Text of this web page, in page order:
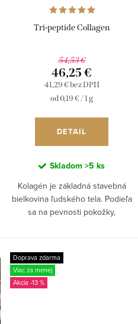
Tri-peptide Collagen
54,53 €
41,29 € bez DPH
46,25 €
Jednotková
od 0,19 € / 1 g
DETAIL
Skladom >5 ks
Kolagén je základná stavebná
bielkovina ľudského tela. Podieľa
sa na pevnosti pokožky,
jeho prirodzená tvorba...
Doprava zdarma
Viac za menej
-13 %